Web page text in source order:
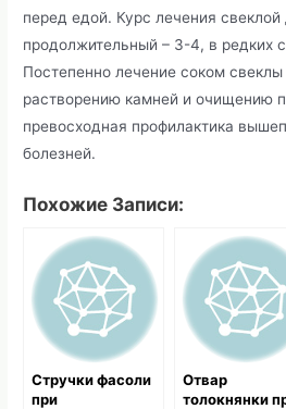
перед едой. Курс лечения свеклой
продолжительный – 3-4, в редких
Постепенно лечение соком свеклы
растворению камней и очищению
превосходная профилактика
болезней.
Похожие Записи:
Стручки фасоли
при
Отвар
толокнянки